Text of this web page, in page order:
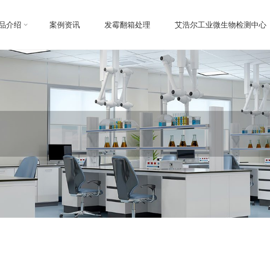
介绍 案例资讯 发霉翻箱处理 艾浩尔工业微生物检测中心